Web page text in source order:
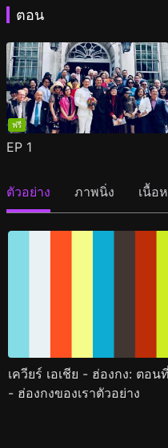
ตอน
ฟรี
EP 1
ตัวอย่าง ภาพนิ่ง เนื้อ
เควียร์ เอเชีย - ฮ่องกง: ตอน
- ฮ่องกงของเราตัวอย่าง